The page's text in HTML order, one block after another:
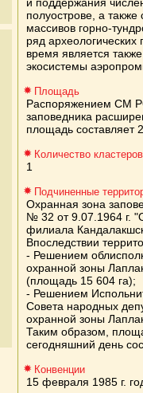
полуострове, а также
массивов горно-
ряд
время является
экосистемы
Площадь
Распоряжением СМ
заповедника
площадь составляет
Количество кластеров
1
Подчиненные
Охранная зона
№ 32 от 9.07.1964 г.
филиала
Впоследствии
- Решением
охранной зоны
(площадь 15 604 га);
- Решением
Совета народных
охранной зоны
Таким образом,
сегодняшний день
Конвенции
15 февраля 1985 г.